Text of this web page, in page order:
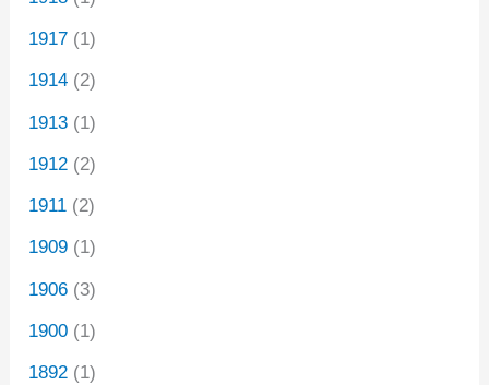
1917 (1)
1914 (2)
1913 (1)
1912 (2)
1911 (2)
1909 (1)
1906 (3)
1900 (1)
1892 (1)